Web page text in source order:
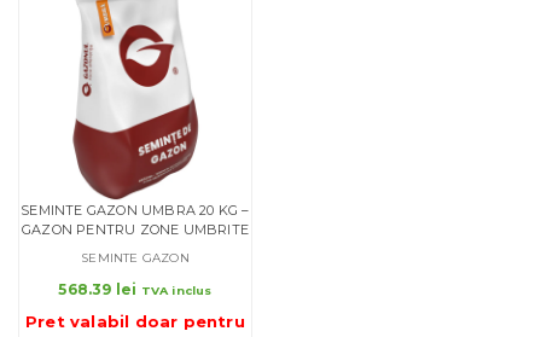
SEMINTE GAZON UMBRA 20 KG –
GAZON PENTRU ZONE UMBRITE
SEMINTE GAZON
568.39 lei TVA inclus
Pret valabil doar pentru